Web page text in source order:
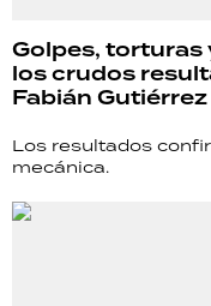
Golpes, torturas
los crudos
Fabián Gutiérrez
Los resultados
mecánica.